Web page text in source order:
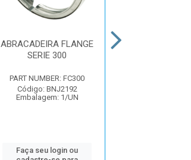
ABRACADEIRA FLANGE
SERIE 300
PART NUMBER: FC300
Código: BNJ2192
Embalagem: 1/UN
Faça seu login ou